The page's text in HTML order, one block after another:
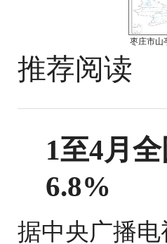
枣庄市山
推荐阅读
1至4月
6.8%
据中央广播